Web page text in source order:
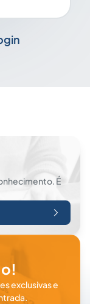
É
exclusivas e